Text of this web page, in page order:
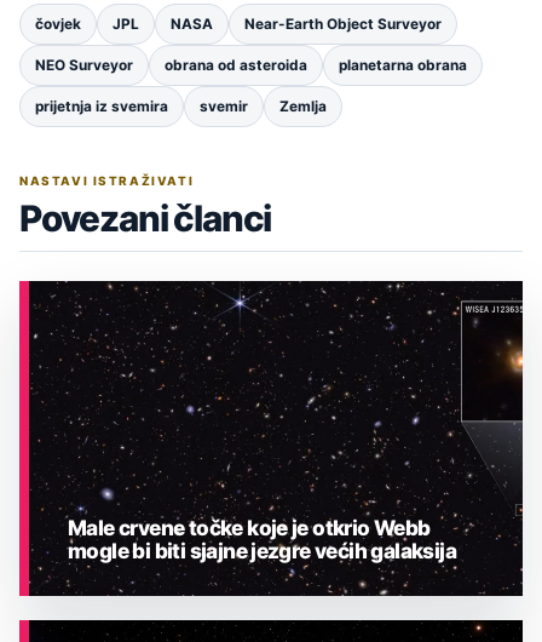
čovjek JPL NASA Near-Earth Object Surveyor
NEO Surveyor obrana od asteroida planetarna obrana
prijetnja iz svemira svemir Zemlja
NASTAVI ISTRAŽIVATI
Povezani članci
Male crvene točke koje je otkrio Webb
mogle bi biti sjajne jezgre većih galaksija